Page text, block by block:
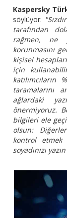
Kaspersky
söylüyor:
tarafından
rağmen, ne
korunmasını
kişisel
için
taramalarını
ağlardaki
önermiyoruz.
bilgileri ele
olsun:
kontrol etmek
soyadınızı